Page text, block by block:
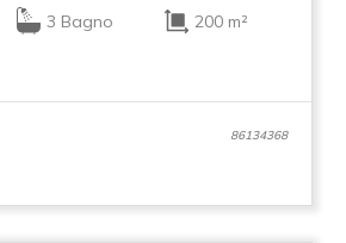
3 Bagno
200 m²
86134368